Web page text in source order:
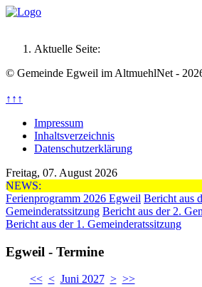
Aktuelle Seite:
© Gemeinde Egweil im AltmuehlNet -
↑↑↑
Impressum
Inhaltsverzeichnis
Datenschutzerklärung
Freitag, 07. August 2026
NEWS:
Ferienprogramm 2026 Egweil Bericht aus
Gemeinderatssitzung Bericht aus der 2.
Bericht aus der 1. Gemeinderatssitzung
Egweil - Termine
<< < Juni 2027 > >>